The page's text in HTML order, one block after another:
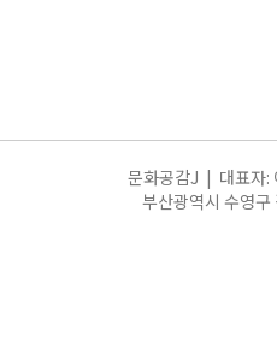
문화공감J | 대표자
부산광역시 수영구